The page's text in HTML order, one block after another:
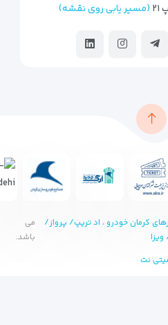
(مسیر یابی روی نقشه)
کرمان خودرو ، اد تریپ/ پرواز/
می
باشد.
نت